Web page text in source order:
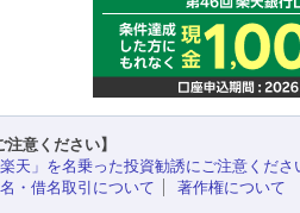
注意ください】
楽天」を名乗った投資勧誘にご注意くださ
・借名取引について
著作権について